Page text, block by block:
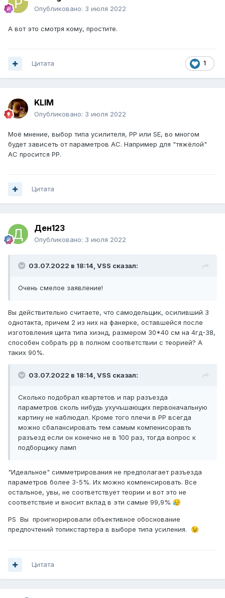
Опубликовано: 3 июля 2022
А вот это смотря кому, простите.
1
Цитата
KLIM
Опубликовано: 3 июля 2022
Моё мнение, выбор типа усилителя, РР или SE, во многом
будет зависеть от параметров АС. Например для "тяжёлой"
АС просится РР.
Цитата
Ден123
Опубликовано: 3 июля 2022
03.07.2022 в 18:14, VSS сказал:
Очень смелое заявление!
Вы действительно считаете, что самодельщик, осиливший 3
однотакта, причем 2 из них на фанерке, оставшейся после
изготовления щита типа хиэнд, размером 30*40 см на 4гд-38,
способен собрать рр в полном соответствии с теорией? А
таких 90%.
03.07.2022 в 18:14, VSS сказал:
Сколько подобрал квартетов и пар разъезда
параметров сколь нибудь ухучъшающих первоначальную
картину не наблюдал. Кроме того плечи в РР всегда
можно сбалансировать тем самым компенисоравть
разъезд если он конечно не в 100 раз, тогда вопрос к
подборщику ламп
"Идеальное" симметрирования не предполагает разъезда
параметров более 3-5%. Их можно компенсировать. Все
остальное, увы, не соответствует теории и вот это не
соответствие и вносит вклад в эти самые 99,9% 😥
PS Вы проигнорировали объективное обоснование
предпочтений топикстартера в выборе типа усиления. 😉
Цитата